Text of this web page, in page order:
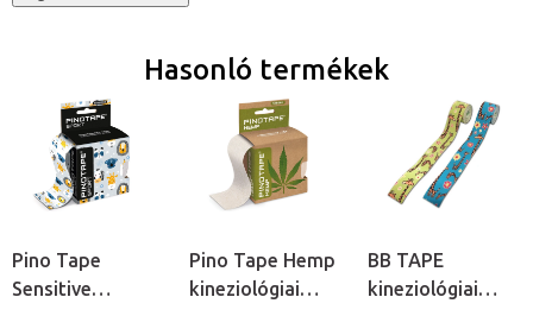
Hasonló termékek
Pino Tape
Sensitive
Pino Tape Hemp
kineziológiai
BB TAPE
kineziológiai